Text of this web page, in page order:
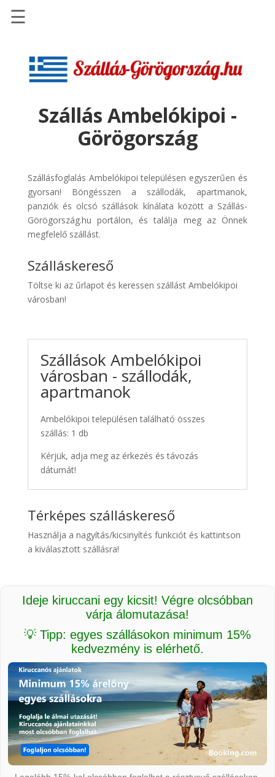
Szállások
Repülőjegy
pénzvisszatérítéssel
Discover
Cars
Transzfer
Kiwi
Taxi
☰
Szállás Ambelókipoi -
Görögország
Szállásfoglalás Ambelókipoi településen egyszerűen és
gyorsan! Böngésszen a szállodák, apartmanok,
panziók és olcsó szállások kínálata között a Szállás-
Görögország.hu portálon, és találja meg az Önnek
megfelelő szállást.
Szálláskereső
Töltse ki az űrlapot és keressen szállást Ambelókipoi
városban!
Szállások Ambelókipoi
városban - szállodák,
apartmanok
Ambelókipoi településen található összes
szállás: 1 db
Kérjük, adja meg az érkezés és távozás
dátumát!
Térképes szálláskereső
Használja a nagyítás/kicsinyítés funkciót és kattintson
a kiválasztott szállásra!
Ideje kiruccani egy kicsit! Végre olcsóbban
várja álomutazása!
💡 Tipp: egyes szállásokon minimum 15%
kedvezmény is elérhető.